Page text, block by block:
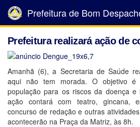
Prefeitura de Bom
Prefeitura realizará ação de
Amanhã (6), a Secretaria de Saúde
aqui não tem morada. O objetivo
população para os riscos da doença e
ação contará com teatro, gincana,
concurso de redação e outras
acontecerão na Praça da Matriz, às 8h.